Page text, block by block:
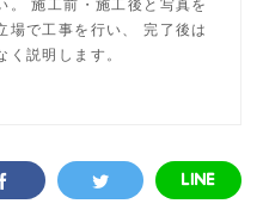
場で工事を行い、 完了後は
説明します。